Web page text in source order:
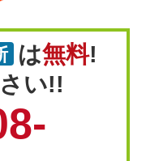
は無料!
い!!